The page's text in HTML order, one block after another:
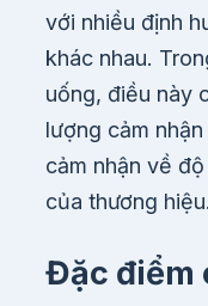
với nhiều định
khác nhau.
uống, điều này
lượng cảm
cảm nhận về
của thương hiệu.
Đặc điểm